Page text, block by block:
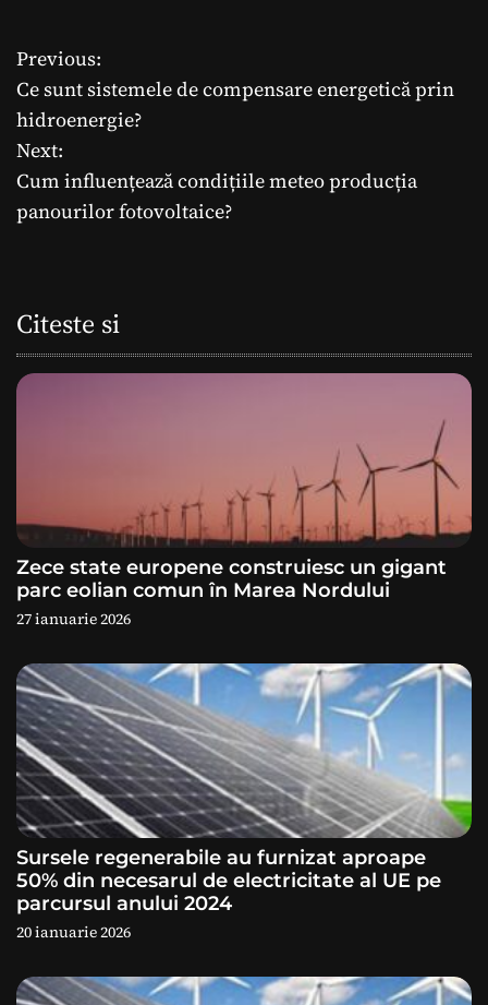
N
a
v
i
r
e
a
r
t
i
c
o
l
e
Previous:
Ce sunt sistemele de compensare energetică prin
hidroenergie?
Next:
Cum influențează condițiile meteo producția
panourilor fotovoltaice?
Citeste si
Zece state europene construiesc un gigant
parc eolian comun în Marea Nordului
27 ianuarie 2026
Sursele regenerabile au furnizat aproape
50% din necesarul de electricitate al UE pe
parcursul anului 2024
20 ianuarie 2026